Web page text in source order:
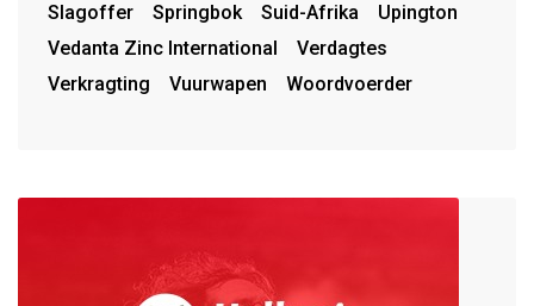
Slagoffer
Springbok Suid-Afrika
Upington
Vedanta Zinc International
Verdagtes
Verkragting
Vuurwapen Woordvoerder